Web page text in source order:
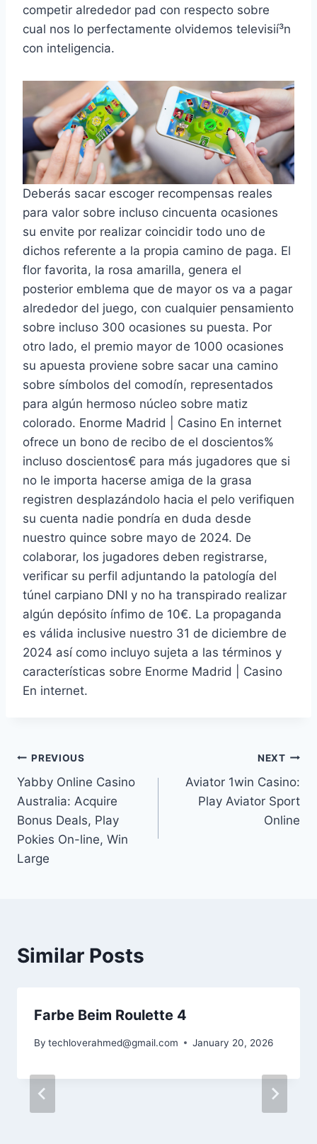
competir alrededor pad con respecto sobre
cual nos lo perfectamente olvidemos televisií³n
con inteligencia.
Deberás sacar escoger recompensas reales
para valor sobre incluso cincuenta ocasiones
su envite por realizar coincidir todo uno de
dichos referente a la propia camino de paga. El
flor favorita, la rosa amarilla, genera el
posterior emblema que de mayor os va a pagar
alrededor del juego, con cualquier pensamiento
sobre incluso 300 ocasiones su puesta. Por
otro lado, el premio mayor de 1000 ocasiones
su apuesta proviene sobre sacar una camino
sobre símbolos del comodín, representados
para algún hermoso núcleo sobre matiz
colorado. Enorme Madrid | Casino En internet
ofrece un bono de recibo de el doscientos%
incluso doscientos€ para más jugadores que si
no le importa hacerse amiga de la grasa
registren desplazándolo hacia el pelo verifiquen
su cuenta nadie pondrí­a en duda desde
nuestro quince sobre mayo de 2024. De
colaborar, los jugadores deben registrarse,
verificar su perfil adjuntando la patologí­a del
túnel carpiano DNI y no ha transpirado realizar
algún depósito ínfimo de 10€. La propaganda
es válida inclusive nuestro 31 de diciembre de
2024 así­ como incluyo sujeta a las términos y
características sobre Enorme Madrid | Casino
En internet.
Post
navigation
PREVIOUS
Yabby Online Casino
Australia: Acquire
Bonus Deals, Play
Pokies On-line, Win
Large
NEXT
Aviator 1win Casino:
Play Aviator Sport
Online
Similar Posts
Farbe Beim Roulette 4
By techloverahmed@gmail.com January 20, 2026